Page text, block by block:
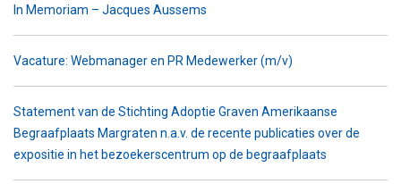
In Memoriam – Jacques Aussems
Vacature: Webmanager en PR Medewerker (m/v)
Statement van de Stichting Adoptie Graven Amerikaanse
Begraafplaats Margraten n.a.v. de recente publicaties over de
expositie in het bezoekerscentrum op de begraafplaats